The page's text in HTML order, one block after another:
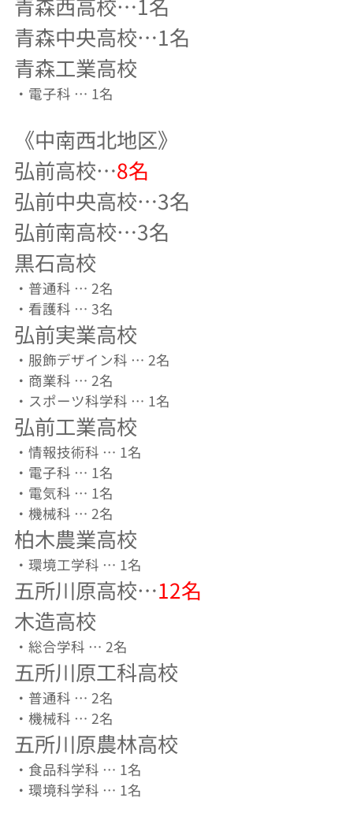
青森西高校…1名
青森中央高校…1名
青森工業高校
・電子科 … 1名
《中南西北地区》
弘前高校…8名
弘前中央高校…3名
弘前南高校…3名
黒石高校
・普通科 … 2名
・看護科 … 3名
弘前実業高校
・服飾デザイン科 … 2名
・商業科 … 2名
・スポーツ科学科 … 1名
弘前工業高校
・情報技術科 … 1名
・電子科 … 1名
・電気科 … 1名
・機械科 … 2名
柏木農業高校
・環境工学科 … 1名
五所川原高校…12名
木造高校
・総合学科 … 2名
五所川原工科高校
・普通科 … 2名
・機械科 … 2名
五所川原農林高校
・食品科学科 … 1名
・環境科学科 … 1名